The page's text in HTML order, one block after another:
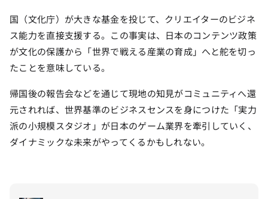
国（文化庁）が大きな基金を投じて、クリエイターのビジネ
ス能力を直接支援する。この事実は、日本のコンテンツ政策
が文化の保護から「世界で戦える産業の育成」へと舵を切っ
たことを意味している。
帰国後の報告会などを通じて現地の知見がコミュニティへ還
元されれば、世界基準のビジネスセンスを身につけた「実力
派の小規模スタジオ」が日本のゲーム業界を牽引していく、
ダイナミックな未来がやってくるかもしれない。